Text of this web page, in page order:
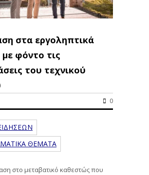
στα εργοληπτικά
φόντο τις
του τεχνικού
0
ΘΕΜΑΤΑ
στο μεταβατικό καθεστώς που